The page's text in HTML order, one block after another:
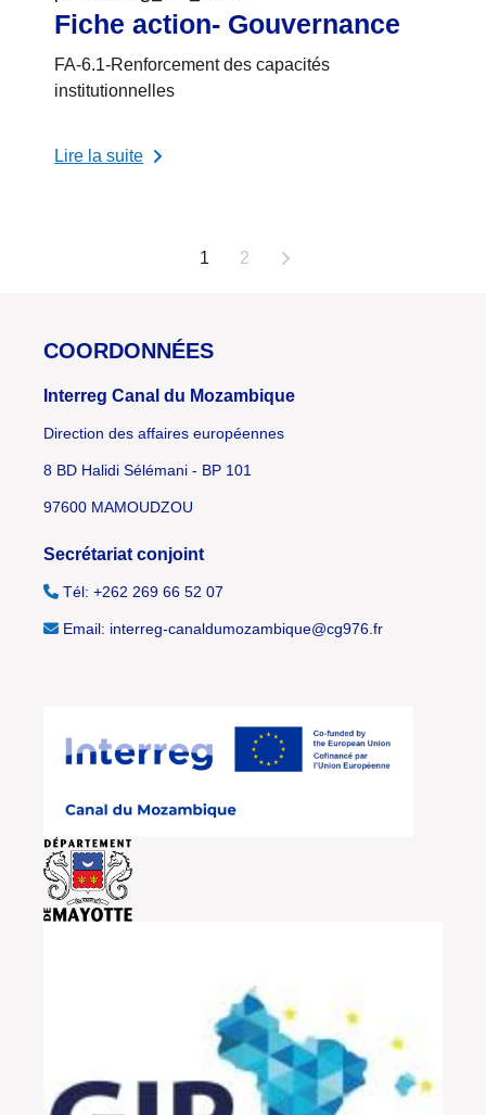
Fiche action- Gouvernance
FA-6.1-Renforcement des capacités
institutionnelles
Lire la suite
1 2
COORDONNÉES
Interreg Canal du Mozambique
Direction des affaires européennes
8 BD Halidi Sélémani - BP 101
97600 MAMOUDZOU
Secrétariat conjoint
Tél: +262 269 66 52 07
Email: interreg-canaldumozambique@cg976.fr